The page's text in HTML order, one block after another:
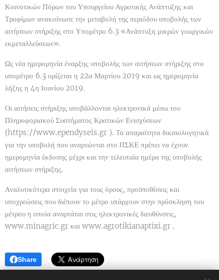
Κοινοτικών Πόρων του Υπουργείου Αγροτικής Ανάπτυξης και
Τροφίμων ανακοίνωσε την μεταβολή της περιόδου υποβολής των
αιτήσεων στήριξης στο Υπομέτρο 6.3 «Ανάπτυξη μικρών γεωργικών
εκμεταλλεύσεων».
Ως νέα ημερομηνία έναρξης υποβολής των αιτήσεων στήριξης στο
υπομέτρο 6.3 ορίζεται η 22α Μαρτίου 2019 και ως ημερομηνία
λήξης η 4η Ιουνίου 2019.
Οι αιτήσεις στήριξης υποβάλλονται ηλεκτρονικά μέσω του
Πληροφοριακού Συστήματος Κρατικών Ενισχύσεων
(https://www.ependyseis.gr ). Τα απαραίτητα δικαιολογητικά
για την υποβολή που αναρτώνται στο ΠΣΚΕ πρέπει να έχουν
ημερομηνία έκδοσης μέχρι και την τελευταία ημέρα της υποβολής
αιτήσεων στήριξης.
Αναλυτικότερα στοιχεία για τους όρους, προϋποθέσεις και
υποχρεώσεις που διέπουν το μέτρο υπάρχουν στην πρόσκληση του
μέτρου η οποία αναρτάται στις ηλεκτρονικές διευθύνσεις,
www.minagric.gr και www.agrotikianaptixi.gr .
Share